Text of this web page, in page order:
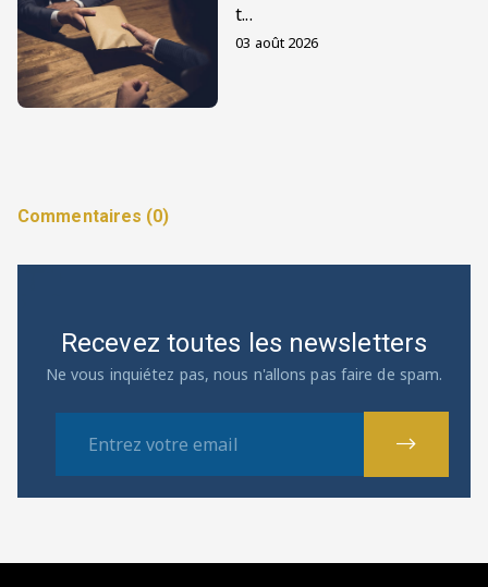
t...
03 août 2026
Commentaires (0)
Recevez toutes les newsletters
Ne vous inquiétez pas, nous n'allons pas faire de spam.